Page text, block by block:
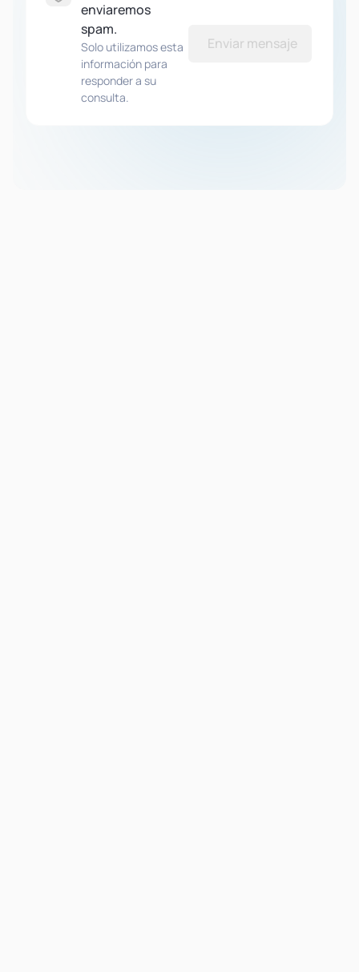
enviaremos
spam.
Solo utilizamos esta
información para
responder a su
consulta.
Enviar mensaje